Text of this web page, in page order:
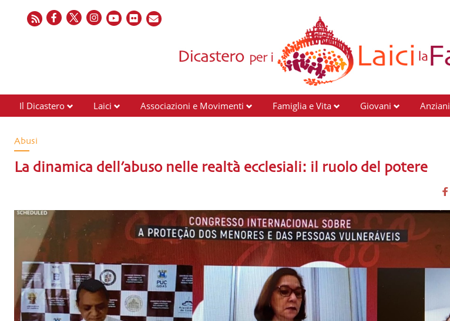
Il Dicastero Laici Associazioni e Movimenti Famiglia e Vita Giovani Anziani
Abusi
La dinamica dell’abuso nelle realtà ecclesiali: il ruolo del potere